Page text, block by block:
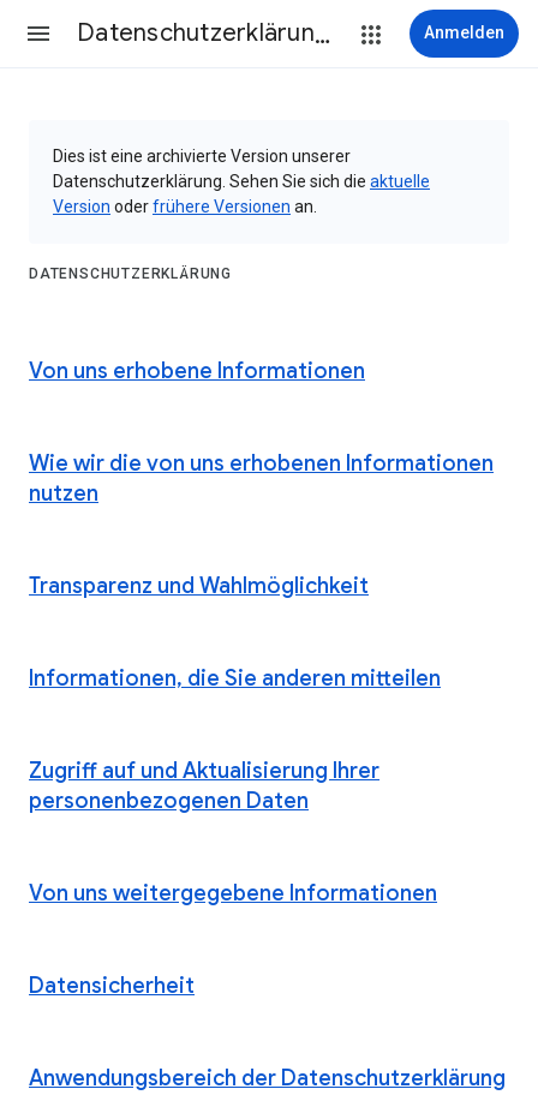
Datenschutzerklärung & Nutzungsbedingungen Anmelden
Dies ist eine archivierte Version unserer
Datenschutzerklärung. Sehen Sie sich die aktuelle
Version oderfrühere Versionen an.
DATENSCHUTZERKLÄRUNG
Von uns erhobene Informationen
Wie wir die von uns erhobenen Informationen
nutzen
Transparenz und Wahlmöglichkeit
Informationen, die Sie anderen mitteilen
Zugriff auf und Aktualisierung Ihrer
personenbezogenen Daten
Von uns weitergegebene Informationen
Datensicherheit
Anwendungsbereich der Datenschutzerklärung